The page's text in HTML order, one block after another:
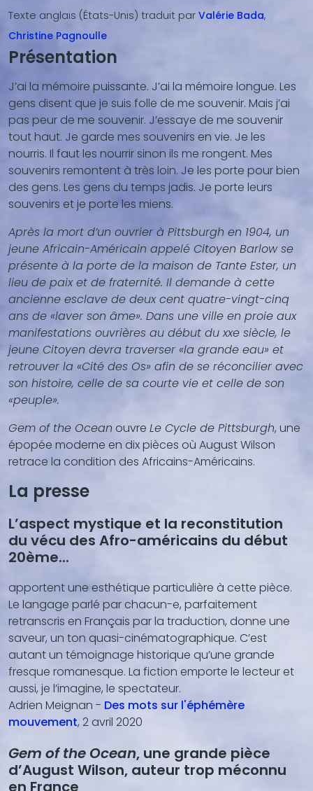
Texte anglais (États-Unis) traduit par Valérie Bada
Christine Pagnoulle
Blocs
contenu
(texte,
vidéo,
...)
Présentation
J’ai la mémoire puissante. J’ai la mémoire longue. Les
gens disent que je suis folle de me souvenir. Mais j’ai
pas peur de me souvenir. J’essaye de me souvenir
tout haut. Je garde mes souvenirs en vie. Je les
nourris. Il faut les nourrir sinon ils me rongent. Mes
souvenirs remontent à très loin. Je les porte pour bien
des gens. Les gens du temps jadis. Je porte leurs
souvenirs et je porte les miens.
Après la mort d’un ouvrier à Pittsburgh en 1904, un
jeune Africain-Américain appelé Citoyen Barlow se
présente à la porte de la maison de Tante Ester, un
lieu de paix et de fraternité. Il demande à cette
ancienne esclave de deux cent quatre-vingt-cinq
ans de «laver son âme». Dans une ville en proie aux
manifestations ouvrières au début du xxe siècle, le
jeune Citoyen devra traverser «la grande eau» et
retrouver la «Cité des Os» afin de se réconcilier avec
son histoire, celle de sa courte vie et celle de son
«peuple».
Gem of the Ocean ouvre Le Cycle de Pittsburgh, une
épopée moderne en dix pièces où August Wilson
retrace la condition des Africains-Américains.
La presse
L’aspect mystique et la reconstitution
du vécu des Afro-américains du début
20ème...
apportent une esthétique particulière à cette pièce.
Le langage parlé par chacun-e, parfaitement
retranscris en Français par la traduction, donne une
saveur, un ton quasi-cinématographique. C’est
autant un témoignage historique qu’une grande
fresque romanesque. La fiction emporte le lecteur et
aussi, je l’imagine, le spectateur.
Adrien Meignan - Des mots sur l'éphémère
mouvement, 2 avril 2020
Gem of the Ocean, une grande pièce
d’August Wilson, auteur trop méconnu
en France